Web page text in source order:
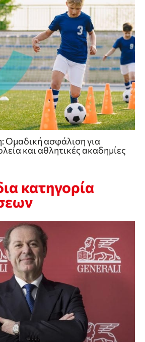
Ομαδική ασφάλιση για
και αθλητικές ακαδημίες
κατηγορία